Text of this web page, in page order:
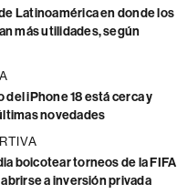
Latinoamérica en donde los
más utilidades, según
del iPhone 18 está cerca y
novedades
boicotear torneos de la FIFA
a inversión privada